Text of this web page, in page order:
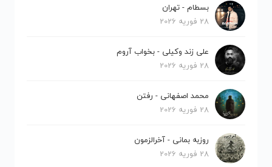
بسطام - تهران
28 فوریه 2026
علی زند وکیلی - بخواب آروم
28 فوریه 2026
محمد اصفهانی - رفتن
28 فوریه 2026
روزبه بمانی - آخرالزمون
28 فوریه 2026